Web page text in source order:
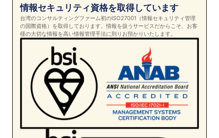
情報セキュリティ資格を取得しています
台湾のコンサルティングファーム初のISO27001（情報セキュリティ管理
の国際資格）を取得しております。情報を扱うサービスだからこそ、お客
様の大切な情報を高い情報管理手法に則りお預かりいたします。